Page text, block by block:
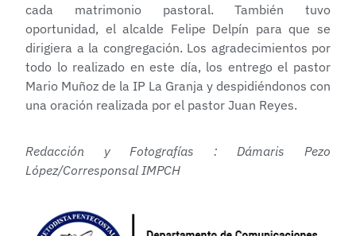
cada matrimonio pastoral. También tuvo
oportunidad, el alcalde Felipe Delpín para que se
dirigiera a la congregación. Los agradecimientos por
todo lo realizado en este día, los entrego el pastor
Mario Muñoz de la IP La Granja y despidiéndonos con
una oración realizada por el pastor Juan Reyes.
Redacción y Fotografías : Dámaris Pezo
López/Corresponsal IMPCH